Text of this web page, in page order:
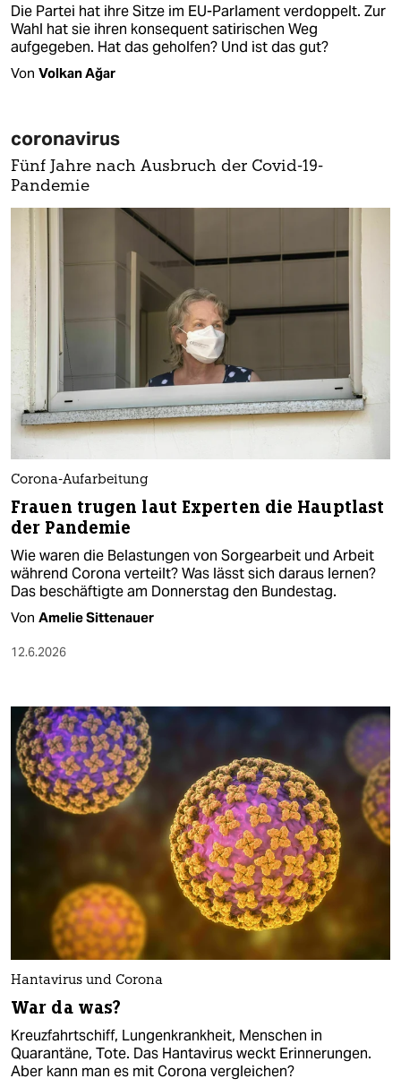
Die Partei hat ihre Sitze im EU-Parlament verdoppelt. Zur
Wahl hat sie ihren konsequent satirischen Weg
aufgegeben. Hat das geholfen? Und ist das gut?
Von Volkan Ağar
coronavirus
Fünf Jahre nach Ausbruch der Covid-19-
Pandemie
Corona-Aufarbeitung
Frauen trugen laut Experten die Hauptlast
der Pandemie
Wie waren die Belastungen von Sorgearbeit und Arbeit
während Corona verteilt? Was lässt sich daraus lernen?
Das beschäftigte am Donnerstag den Bundestag.
Von Amelie Sittenauer
12.6.2026
Hantavirus und Corona
War da was?
Kreuzfahrtschiff, Lungenkrankheit, Menschen in
Quarantäne, Tote. Das Hantavirus weckt Erinnerungen.
Aber kann man es mit Corona vergleichen?